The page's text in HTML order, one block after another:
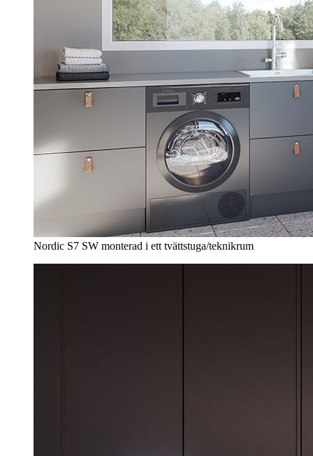
Nordic S7 SW monterad i ett tvättstuga/teknikrum